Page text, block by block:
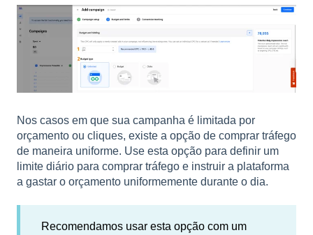
Nos casos em que sua campanha é limitada por
orçamento ou cliques, existe a opção de comprar tráfego
de maneira uniforme. Use esta opção para definir um
limite diário para comprar tráfego e instruir a plataforma
a gastar o orçamento uniformemente durante o dia.
Recomendamos usar esta opção com um